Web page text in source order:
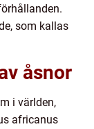
som kallas
åsnor
i världen,
africanus